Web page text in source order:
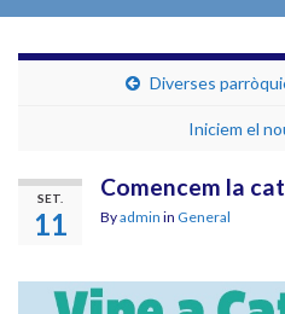
Diverses
Iniciem el
SET.
11
Comencem la
Byadmin in General